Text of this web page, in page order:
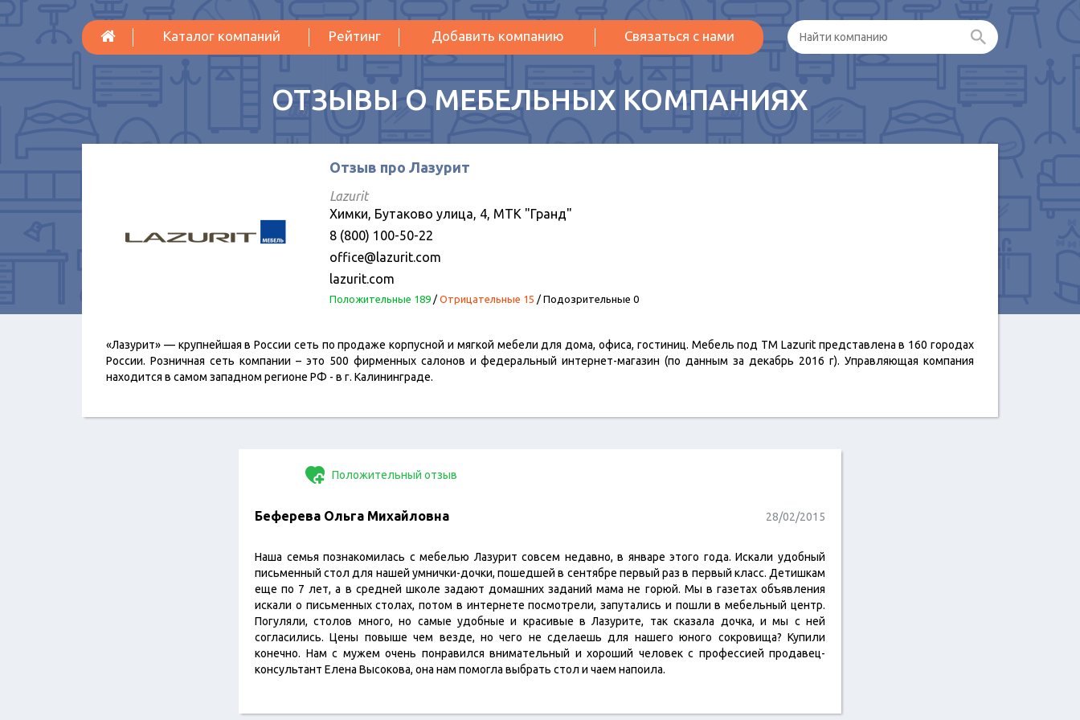
Каталог компаний Рейтинг Добавить компанию Связаться с нами
ОТЗЫВЫ О МЕБЕЛЬНЫХ КОМПАНИЯХ
Отзыв про Лазурит
Lazurit
Химки, Бутаково улица, 4, МТК "Гранд"
8 (800) 100-50-22
office@lazurit.com
lazurit.com
Положительные 189/ Отрицательные 15 / Подозрительные 0
«Лазурит» — крупнейшая в России сеть по продаже корпусной и мягкой мебели для дома, офиса, гостиниц. Мебель под ТМ Lazurit представлена в 160 городах
России. Розничная сеть компании – это 500 фирменных салонов и федеральный интернет-магазин (по данным за декабрь 2016 г). Управляющая компания
находится в самом западном регионе РФ - в г. Калининграде.
Положительный отзыв
Беферева Ольга Михайловна 28/02/2015
Наша семья познакомилась с мебелью Лазурит совсем недавно, в январе этого года. Искали удобный
письменный стол для нашей умнички-дочки, пошедшей в сентябре первый раз в первый класс. Детишкам
еще по 7 лет, а в средней школе задают домашних заданий мама не горюй. Мы в газетах объявления
искали о письменных столах, потом в интернете посмотрели, запутались и пошли в мебельный центр.
Погуляли, столов много, но самые удобные и красивые в Лазурите, так сказала дочка, и мы с ней
согласились. Цены повыше чем везде, но чего не сделаешь для нашего юного сокровища? Купили
конечно. Нам с мужем очень понравился внимательный и хороший человек с профессией продавец-
консультант Елена Высокова, она нам помогла выбрать стол и чаем напоила.